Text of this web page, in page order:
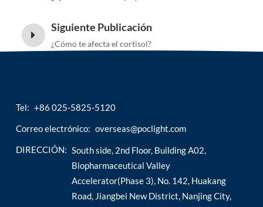
Siguiente Publicación
¿Cómo te afecta el cortisol?
Tel: +86 025-5825-5120
Correo electrónico: overseas@poclight.com
DIRECCIÓN: South side, 2nd Floor, Building A02,
Biopharmaceutical Valley
Accelerator(Phase 3), No. 142, Huakang
Road, Jiangbei New District, Nanjing City,